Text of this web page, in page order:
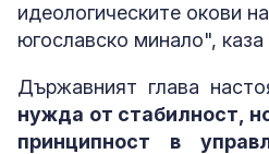
идеологическите окови
югославско минало",
Държавният глава
нужда от стабилност,
принципност в